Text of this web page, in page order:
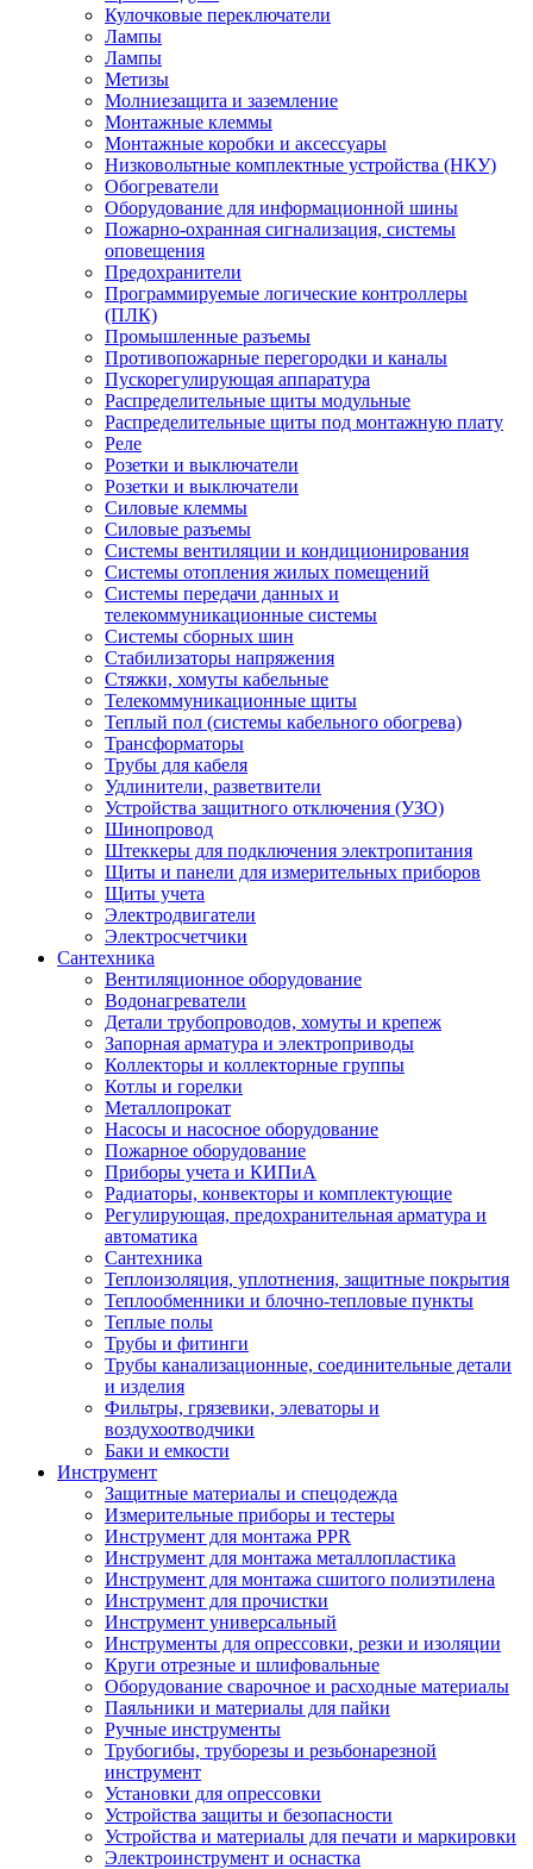
Кулочковые переключатели
Лампы
Лампы
Метизы
Молниезащита и заземление
Монтажные клеммы
Монтажные коробки и аксессуары
Низковольтные комплектные устройства (НКУ)
Обогреватели
Оборудование для информационной шины
Пожарно-охранная сигнализация, системы
оповещения
Предохранители
Программируемые логические контроллеры
(ПЛК)
Промышленные разъемы
Противопожарные перегородки и каналы
Пускорегулирующая аппаратура
Распределительные щиты модульные
Распределительные щиты под монтажную плату
Реле
Розетки и выключатели
Розетки и выключатели
Силовые клеммы
Силовые разъемы
Системы вентиляции и кондиционирования
Системы отопления жилых помещений
Системы передачи данных и
телекоммуникационные системы
Системы сборных шин
Стабилизаторы напряжения
Стяжки, хомуты кабельные
Телекоммуникационные щиты
Теплый пол (системы кабельного обогрева)
Трансформаторы
Трубы для кабеля
Удлинители, разветвители
Устройства защитного отключения (УЗО)
Шинопровод
Штеккеры для подключения электропитания
Щиты и панели для измерительных приборов
Щиты учета
Электродвигатели
Электросчетчики
Сантехника
Вентиляционное оборудование
Водонагреватели
Детали трубопроводов, хомуты и крепеж
Запорная арматура и электроприводы
Коллекторы и коллекторные группы
Котлы и горелки
Металлопрокат
Насосы и насосное оборудование
Пожарное оборудование
Приборы учета и КИПиА
Радиаторы, конвекторы и комплектующие
Регулирующая, предохранительная арматура и
автоматика
Сантехника
Теплоизоляция, уплотнения, защитные покрытия
Теплообменники и блочно-тепловые пункты
Теплые полы
Трубы и фитинги
Трубы канализационные, соединительные детали
и изделия
Фильтры, грязевики, элеваторы и
воздухоотводчики
Баки и емкости
Инструмент
Защитные материалы и спецодежда
Измерительные приборы и тестеры
Инструмент для монтажа PPR
Инструмент для монтажа металлопластика
Инструмент для монтажа сшитого полиэтилена
Инструмент для прочистки
Инструмент универсальный
Инструменты для опрессовки, резки и изоляции
Круги отрезные и шлифовальные
Оборудование сварочное и расходные материалы
Паяльники и материалы для пайки
Ручные инструменты
Трубогибы, труборезы и резьбонарезной
инструмент
Установки для опрессовки
Устройства защиты и безопасности
Устройства и материалы для печати и маркировки
Электроинструмент и оснастка